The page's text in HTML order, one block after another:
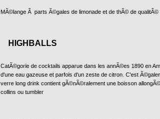
MÃ©lange Ã parts Ã©gales de limonade et de thÃ© de
HIGHBALLS
CatÃ©gorie de cocktails apparue dans les annÃ©es 1890 en
d'une eau gazeuse et parfois d'un zeste de citron. C'est
verre long drink contient gÃ©nÃ©ralement une boisson
collins ou tumbler